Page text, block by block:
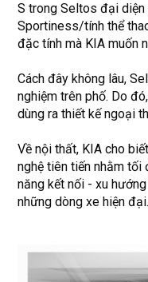
S trong Seltos đại
Sportiness/tính thể
đặc tính mà KIA muốn
Cách đây không lâu,
nghiệm trên phố. Do
dùng ra thiết kế ngoại
Về nội thất, KIA cho
nghệ tiên tiến nhằm tối
năng kết nối - xu
những dòng xe hiện đại.